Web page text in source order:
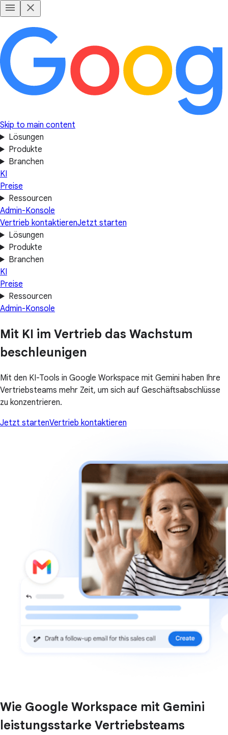
Skip to main content
Lösungen
Produkte
Branchen
KI
Preise
Ressourcen
Admin-Konsole
Vertrieb kontaktierenJetzt starten
Lösungen
Produkte
Branchen
KI
Preise
Ressourcen
Admin-Konsole
Mit KI im Vertrieb das Wachstum
beschleunigen
Mit den KI-Tools in Google Workspace mit Gemini haben Ihre
Vertriebsteams mehr Zeit, um sich auf Geschäftsabschlüsse
zu konzentrieren.
Jetzt startenVertrieb kontaktieren
Wie Google Workspace mit Gemini
leistungsstarke Vertriebsteams